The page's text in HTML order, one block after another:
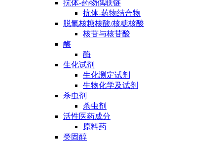
抗体-药物偶联链
抗体-药物结合物
脱氧核糖核酸/核糖核酸
核苷与核苷酸
酶
酶
生化试剂
生化测定试剂
生物化学及试剂
杀虫剂
杀虫剂
活性医药成分
原料药
类固醇